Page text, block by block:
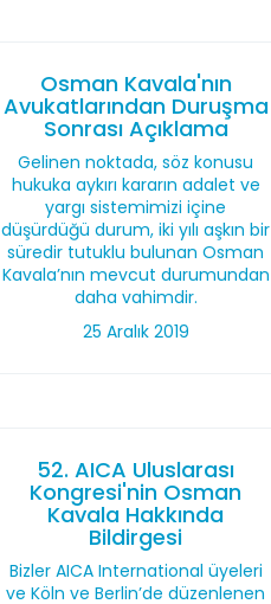
Osman Kavala'nın
Avukatlarından Duruşma
Sonrası Açıklama
Gelinen noktada, söz konusu
hukuka aykırı kararın adalet ve
yargı sistemimizi içine
düşürdüğü durum, iki yılı aşkın bir
süredir tutuklu bulunan Osman
Kavala’nın mevcut durumundan
daha vahimdir.
25 Aralık 2019
52. AICA Uluslarası
Kongresi'nin Osman
Kavala Hakkında
Bildirgesi
Bizler AICA International üyeleri
ve Köln ve Berlin’de düzenlenen